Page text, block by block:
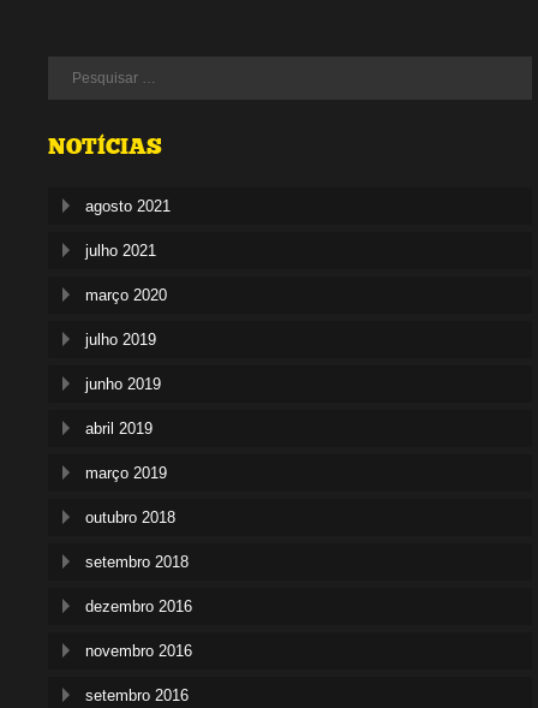
NOTÍCIAS
agosto 2021
julho 2021
março 2020
julho 2019
junho 2019
abril 2019
março 2019
outubro 2018
setembro 2018
dezembro 2016
novembro 2016
setembro 2016